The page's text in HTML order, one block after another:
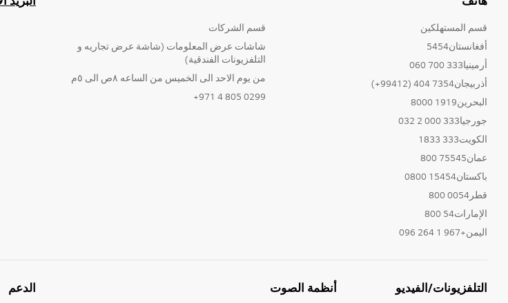
قسم المستهلكين
أفغانستان5454
أرمينيا333 700 060
أذربيجان7354 404 (99412+)
البحرين1919 8000
جورجيا333 000 2 032
الكويت333 1833
عمان75545 800
باكستان15454 0800
قطر0054 800
الإمارات54 800
اليمن+967 1 264 096
قسم الشركات
شاشات عرض المعلومات (شاشة عرض تجاريه و
التلفزيونات الفندقية)
من يوم الاحد الى الخميس من الساعه ٨ص الى ٥م
0299 805 4 971+
التلفزيونات/الفيديو أنظمة الصوت الدعم